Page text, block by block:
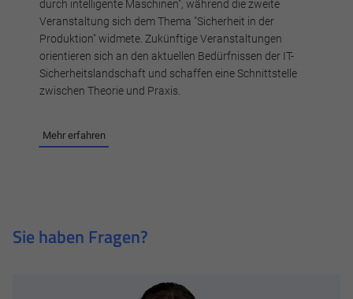
durch intelligente Maschinen", während die zweite
Veranstaltung sich dem Thema "Sicherheit in der
Produktion" widmete. Zukünftige Veranstaltungen
orientieren sich an den aktuellen Bedürfnissen der IT-
Sicherheitslandschaft und schaffen eine Schnittstelle
zwischen Theorie und Praxis.
Mehr erfahren
Sie haben Fragen?